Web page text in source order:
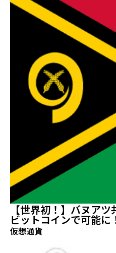
【世界初！】バヌア
ビットコインで可能に
仮想通貨